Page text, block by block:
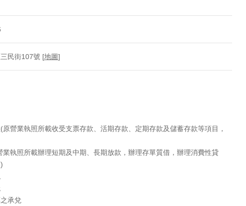
民街107號 [地圖]
原營業執照所載收受支票存款、活期存款、定期存款及儲蓄存款等項目，
業執照所載辦理短期及中期、長期放款，辦理存單質借，辦理消費性貸
承兌